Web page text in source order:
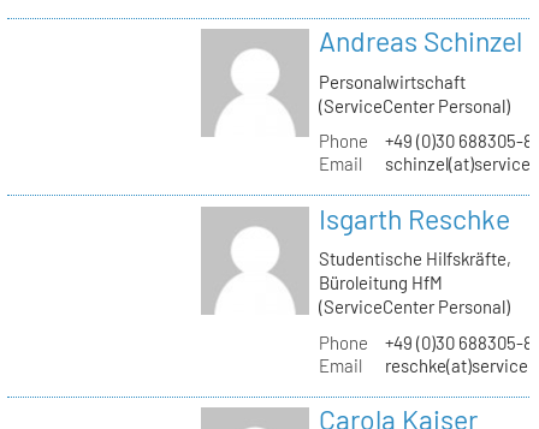
Andreas Schinzel
Personalwirtschaft
(ServiceCenter Personal)
Phone
+49 (0)30 688305-
Email
Isgarth Reschke
Studentische Hilfskräfte,
Büroleitung HfM
(ServiceCenter Personal)
Phone
+49 (0)30 688305-
Email
Carola Kaiser